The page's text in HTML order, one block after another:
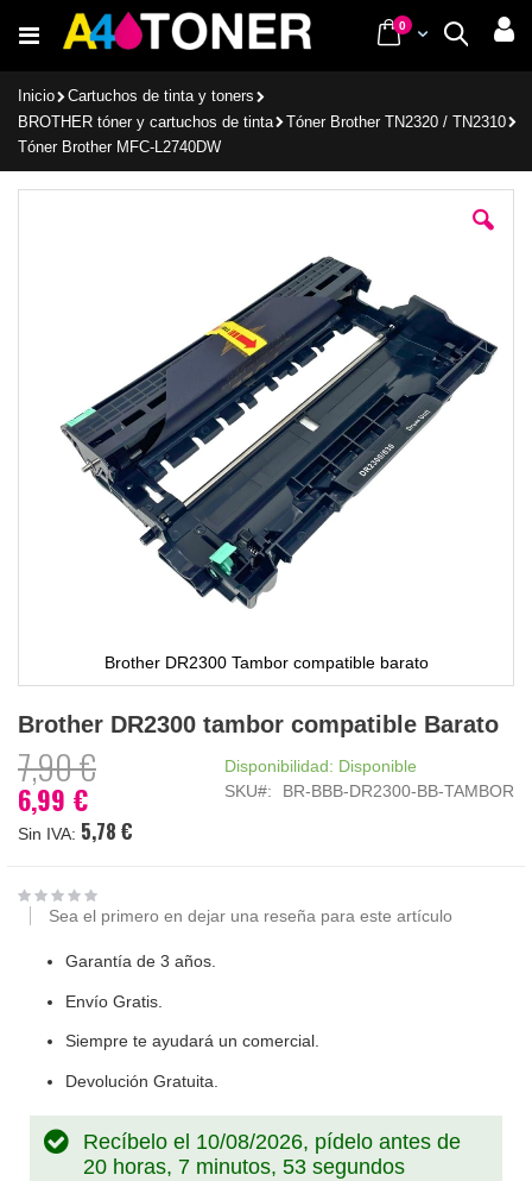
al
Buscar
Cart
0items
Inicio
Cartuchos de tinta y toners
BROTHER tóner y cartuchos de tinta
Tóner Brother TN2320 / TN2310
Tóner Brother MFC-L2740DW
Brother DR2300 Tambor compatible barato
al
de
la
galería
Brother DR2300 tambor compatible Barato
7,90 €
Precio
especial
6,99 €
5,78 €
Disponibilidad: Disponible
SKU
BR-BBB-DR2300-BB-TAMBOR
Sea el primero en dejar una reseña para este artículo
Garantía de 3 años.
Envío Gratis.
Siempre te ayudará un comercial.
Devolución Gratuita.
Recíbelo el 10/08/2026, pídelo antes de
20 horas, 7 minutos, 52 segundos